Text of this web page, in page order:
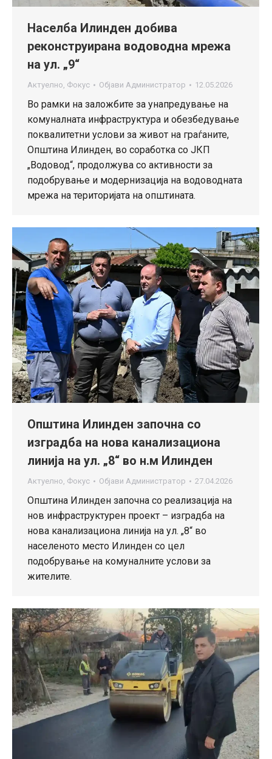
Населба Илинден добива
реконструирана водоводна мрежа
на ул. „9“
Актуелно, Фокус Објави Администратор 12.05.2026
Во рамки на заложбите за унапредување на
комуналната инфраструктура и обезбедување
поквалитетни услови за живот на граѓаните,
Општина Илинден, во соработка со ЈКП
„Водовод“, продолжува со активности за
подобрување и модернизација на водоводната
мрежа на територијата на општината.
Општина Илинден започна со
изградба на нова канализациона
линија на ул. „8“ во н.м Илинден
Актуелно, Фокус Објави Администратор 27.04.2026
Општина Илинден започна со реализација на
нов инфраструктурен проект – изградба на
нова канализациона линија на ул. „8“ во
населеното место Илинден со цел
подобрување на комуналните услови за
жителите.